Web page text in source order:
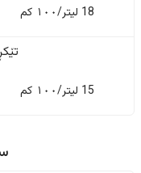
18 لیتر/١٠٠ کم
15 لیتر/١٠٠ کم